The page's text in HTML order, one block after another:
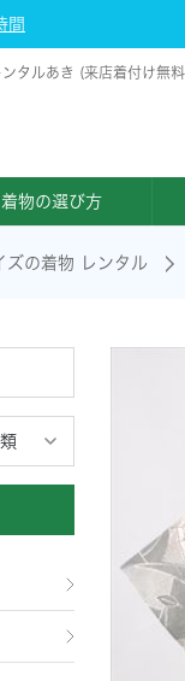
間
ルあき (来店着付け無
着物の選び方
ズの着物 レンタル